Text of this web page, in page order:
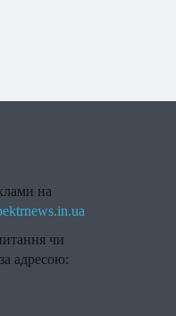
на
чи
адресою: